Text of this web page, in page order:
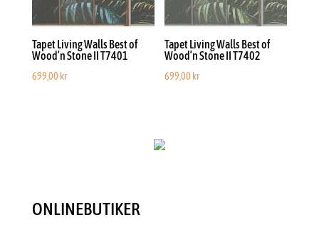
Tapet Living Walls Best of
Wood’n Stone II T7401
699,00 kr
Tapet Living Walls Best of
Wood’n Stone II T7402
699,00 kr
ONLINEBUTIKER